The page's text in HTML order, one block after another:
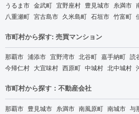
うるま市 金武町 宜野座村 豊見城市 糸満市
八重瀬町 宮古島市 久米島町 石垣市 竹富町
市町村から探す: 売買マンション
那覇市 浦添市 宜野湾市 北谷町 嘉手納町 読
今帰仁村 大宜味村 西原町 中城村 北中城村
市町村から探す：不動産会社
那覇市 豊見城市 糸満市 南風原町 南城市 与